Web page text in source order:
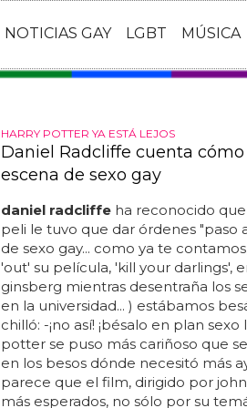
NOTICIAS GAY LGBT MÚSICA
HARRY POTTER YA ESTÁ LEJOS
Daniel Radcliffe cuenta
escena de sexo gay
daniel radcliffeha reconocido
peli le tuvo que dar órdenes "paso
de sexo gay... como ya te
'out' su película, 'kill your darlings',
ginsberg mientras desentraña los
en la universidad... ) estábamos
chilló: -¡no así! ¡bésalo en plan
potter se puso más cariñoso que
en los besos dónde necesitó más
parece que el film, dirigido por
más esperados, no sólo por su